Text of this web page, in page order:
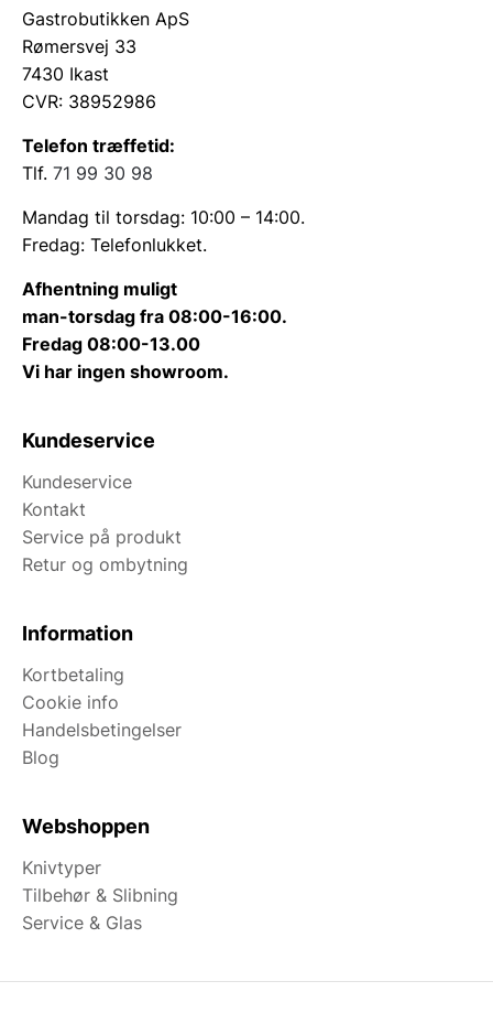
Gastrobutikken ApS
Rømersvej 33
7430 Ikast
CVR: 38952986
Telefon træffetid:
Tlf. 71 99 30 98
Mandag til torsdag: 10:00 – 14:00.
Fredag: Telefonlukket.
Afhentning muligt
man-torsdag fra 08:00-16:00.
Fredag 08:00-13.00
Vi har ingen showroom.
Kundeservice
Kundeservice
Kontakt
Service på produkt
Retur og ombytning
Information
Kortbetaling
Cookie info
Handelsbetingelser
Blog
Webshoppen
Knivtyper
Tilbehør & Slibning
Service & Glas